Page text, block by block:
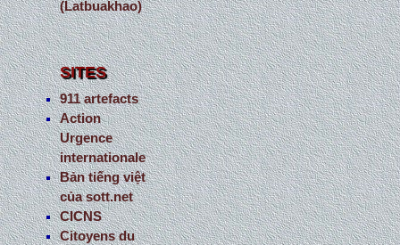
(Latbuakhao)
SITES
911 artefacts
Action
Urgence
internationale
Bản tiếng việt
của sott.net
CICNS
Citoyens du